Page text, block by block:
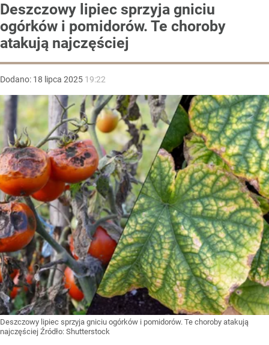
Deszczowy lipiec sprzyja gniciu
ogórków i pomidorów. Te choroby
atakują najczęściej
Dodano: 18 lipca 2025 19:22
Deszczowy lipiec sprzyja gniciu ogórków i pomidorów. Te choroby atakują
najczęściej Źródło: Shutterstock